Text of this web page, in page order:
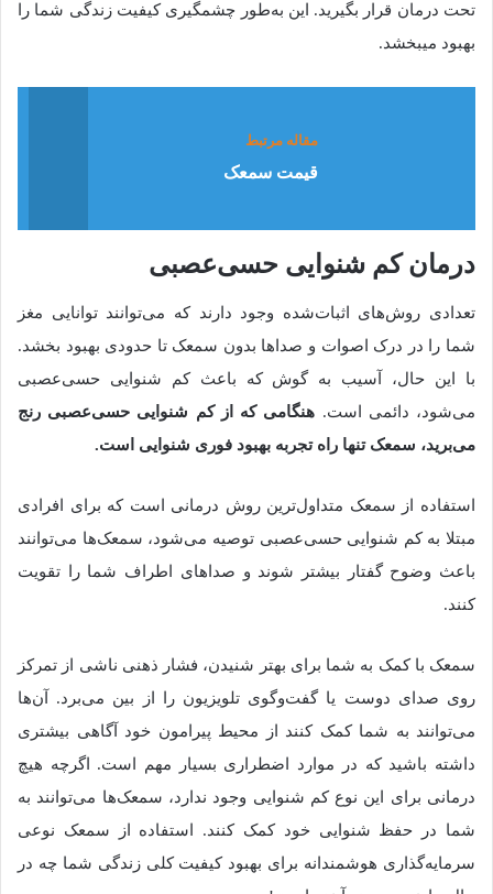
تحت درمان قرار بگیرید. این به‌طور چشمگیری کیفیت زندگی شما را
بهبود می‎بخشد.
مقاله مرتبط
قیمت سمعک
درمان کم‌ شنوایی حسی‌عصبی
تعدادی روش‌های اثبات‌شده وجود دارند که می‌توانند توانایی مغز
شما را در درک اصوات و صداها بدون سمعک تا حدودی بهبود بخشد.
با این حال، آسیب به گوش که باعث کم شنوایی حسی‌عصبی
می‌شود، دائمی است. هنگامی که از کم شنوایی حسی‌عصبی رنج
می‌برید، سمعک تنها راه تجربه بهبود فوری شنوایی است.
استفاده از سمعک متداول‌ترین روش درمانی است که برای افرادی
مبتلا به کم شنوایی حسی‌عصبی توصیه می‌شود، سمعک‌ها می‌توانند
باعث وضوح گفتار بیشتر شوند و صداهای اطراف شما را تقویت
کنند.
سمعک با کمک به شما برای بهتر شنیدن، فشار ذهنی ناشی از تمرکز
روی صدای دوست یا گفت‌وگوی تلویزیون را از بین می‌برد. آن‌ها
می‌توانند به شما کمک کنند از محیط پیرامون خود آگاهی بیشتری
داشته باشید که در موارد اضطراری بسیار مهم است. اگرچه هیچ
درمانی برای این نوع کم شنوایی وجود ندارد، سمعک‌ها می‌توانند به
شما در حفظ شنوایی خود کمک کنند. استفاده از سمعک نوعی
سرمایه‌گذاری هوشمندانه برای بهبود کیفیت کلی زندگی شما چه در